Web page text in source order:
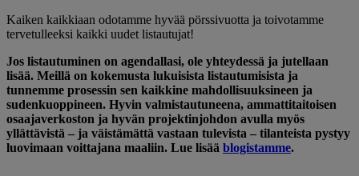
Kaiken kaikkiaan odotamme hyvää pörssivuotta ja toivotamme
tervetulleeksi kaikki uudet listautujat!
Jos listautuminen on agendallasi, ole yhteydessä ja jutellaan
lisää. Meillä on kokemusta lukuisista listautumisista ja
tunnemme prosessin sen kaikkine mahdollisuuksineen ja
sudenkuoppineen. Hyvin valmistautuneena, ammattitaitoisen
osaajaverkoston ja hyvän projektinjohdon avulla myös
yllättävistä – ja väistämättä vastaan tulevista – tilanteista pystyy
luovimaan voittajana maaliin. Lue lisää blogistamme.